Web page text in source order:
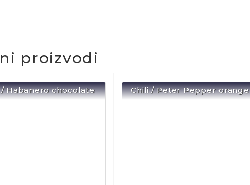
proizvodi
/ Habanero chocolate Chili / Peter Pepper orange